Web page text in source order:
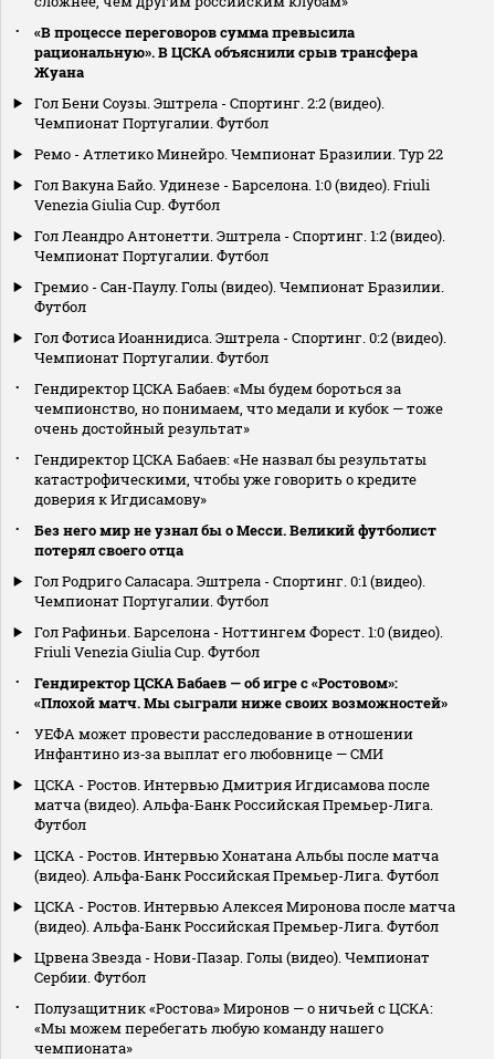
«В процессе переговоров сумма превысила
рациональную». В ЦСКА объяснили срыв трансфера
Жуана
Гол Бени Соузы. Эштрела - Спортинг. 2:2 (видео).
Чемпионат Португалии. Футбол
Ремо - Атлетико Минейро. Чемпионат Бразилии. Тур 22
Гол Вакуна Байо. Удинезе - Барселона. 1:0 (видео). Friuli
Venezia Giulia Cup. Футбол
Гол Леандро Антонетти. Эштрела - Спортинг. 1:2 (видео).
Чемпионат Португалии. Футбол
Гремио - Сан-Паулу. Голы (видео). Чемпионат Бразилии.
Футбол
Гол Фотиса Иоаннидиса. Эштрела - Спортинг. 0:2 (видео).
Чемпионат Португалии. Футбол
Гендиректор ЦСКА Бабаев: «Мы будем бороться за
чемпионство, но понимаем, что медали и кубок — тоже
очень достойный результат»
Гендиректор ЦСКА Бабаев: «Не назвал бы результаты
катастрофическими, чтобы уже говорить о кредите
доверия к Игдисамову»
Без него мир не узнал бы о Месси. Великий футболист
потерял своего отца
Гол Родриго Саласара. Эштрела - Спортинг. 0:1 (видео).
Чемпионат Португалии. Футбол
Гол Рафиньи. Барселона - Ноттингем Форест. 1:0 (видео).
Friuli Venezia Giulia Cup. Футбол
Гендиректор ЦСКА Бабаев — об игре с «Ростовом»:
«Плохой матч. Мы сыграли ниже своих возможностей»
УЕФА может провести расследование в отношении
Инфантино из‑за выплат его любовнице — СМИ
ЦСКА - Ростов. Интервью Дмитрия Игдисамова после
матча (видео). Альфа-Банк Российская Премьер-Лига.
Футбол
ЦСКА - Ростов. Интервью Хонатана Альбы после матча
(видео). Альфа-Банк Российская Премьер-Лига. Футбол
ЦСКА - Ростов. Интервью Алексея Миронова после матча
(видео). Альфа-Банк Российская Премьер-Лига. Футбол
Црвена Звезда - Нови-Пазар. Голы (видео). Чемпионат
Сербии. Футбол
Полузащитник «Ростова» Миронов — о ничьей с ЦСКА:
«Мы можем перебегать любую команду нашего
чемпионата»